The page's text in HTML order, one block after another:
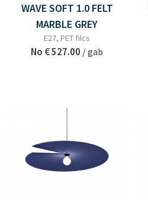
WAVE SOFT 1.0 FELT
MARBLE GREY
E27, PET filcs
No € 527.00 / gab